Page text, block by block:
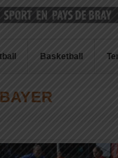
Basketball